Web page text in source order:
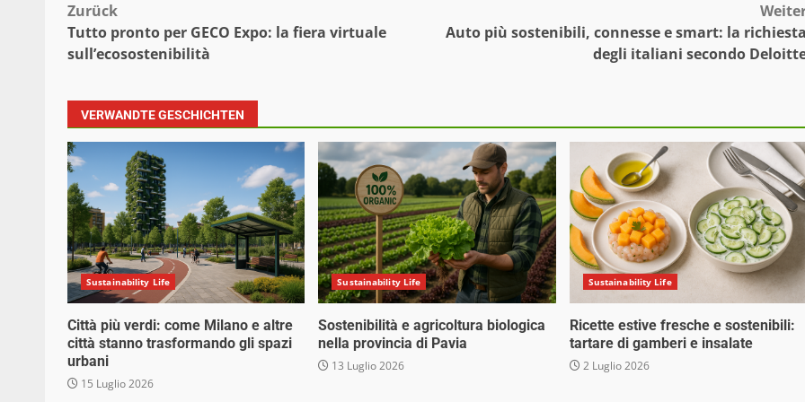
Beitragsnavigation
Zurück
Tutto pronto per GECO Expo: la fiera virtuale
sull’ecosostenibilità
Auto più sostenibili, connesse e smart: la richiesta
degli italiani secondo
VERWANDTE GESCHICHTEN
Sustainability Life
Città più verdi: come Milano e altre
città stanno trasformando gli spazi
urbani
15 Luglio 2026
Sustainability Life
Sostenibilità e agricoltura biologica
nella provincia di Pavia
13 Luglio 2026
Sustainability Life
Ricette estive fresche e sostenibili:
tartare di gamberi e insalate
2 Luglio 2026